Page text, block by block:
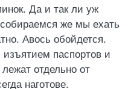
Да и так ли уж
же мы ехать
Авось обойдется.
паспортов и
отдельно от
наготове.